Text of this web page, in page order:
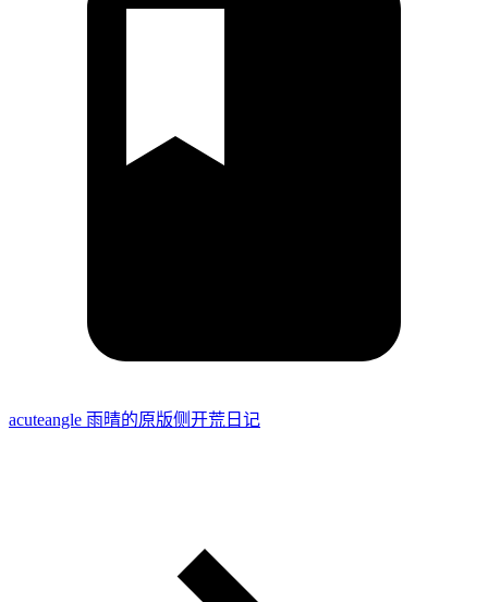
acuteangle 雨晴的原版侧开荒日记